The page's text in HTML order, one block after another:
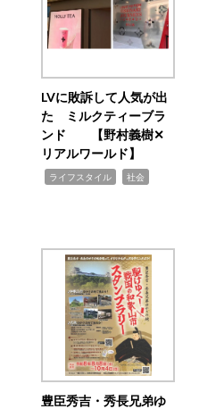
LVに敗訴して人気が出
た ミルクティーブラ
ンド 【野村義樹✕
リアルワールド】
ライフスタイル 社会
豊臣秀吉・秀長兄弟ゆ